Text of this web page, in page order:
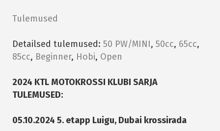
Tulemused
Detailsed tulemused: 50 PW/MINI, 50cc, 65cc,
85cc, Beginner, Hobi, Open
2024 KTL MOTOKROSSI KLUBI SARJA
TULEMUSED:
05.10.2024 5. etapp Luigu, Dubai krossirada